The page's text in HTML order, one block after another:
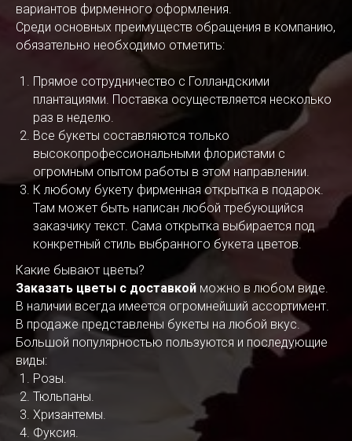
вариантов фирменного оформления.
Среди основных преимуществ обращения в компанию,
обязательно необходимо отметить:
Прямое сотрудничество с Голландскими
плантациями. Поставка осуществляется несколько
раз в неделю.
Все букеты составляются только
высокопрофессиональными флористами с
огромным опытом работы в этом направлении.
К любому букету фирменная открытка в подарок.
Там может быть написан любой требующийся
заказчику текст. Сама открытка выбирается под
конкретный стиль выбранного букета цветов.
Какие бывают цветы?
Заказать цветы с доставкой можно в любом виде.
В наличии всегда имеется огромнейший ассортимент.
В продаже представлены букеты на любой вкус.
Большой популярностью пользуются и последующие
виды:
Розы.
Тюльпаны.
Хризантемы.
Фуксия.